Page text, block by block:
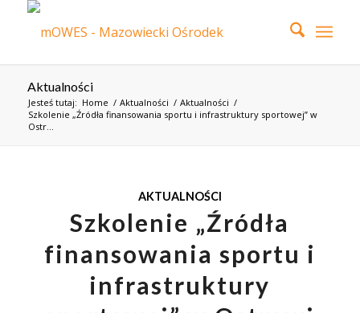
Aktualności
Jesteś tutaj: Home / Aktualności / Aktualności /
Szkolenie „Źródła finansowania sportu i infrastruktury sportowej” w
Ostr...
AKTUALNOŚCI
Szkolenie „Źródła
finansowania sportu i
infrastruktury